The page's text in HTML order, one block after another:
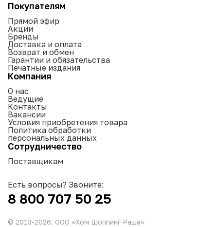
Покупателям
Прямой эфир
Акции
Бренды
Доставка и оплата
Возврат и обмен
Гарантии и обязательства
Печатные издания
Компания
О нас
Ведущие
Контакты
Вакансии
Условия приобретения товара
Политика обработки
персональных данных
Сотрудничество
Поставщикам
Есть вопросы? Звоните:
8 800 707 50 25
© 2013-2026. ООО «Хом Шоппинг Раша»